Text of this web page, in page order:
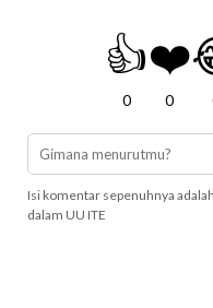
👍
0
❤️
0
Isi komentar sepenuhnya
dalam UU ITE